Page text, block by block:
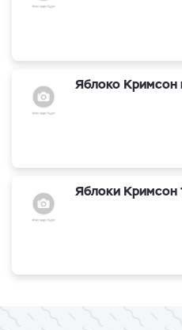
Яблоко Кримсон
Яблоки Кримсон